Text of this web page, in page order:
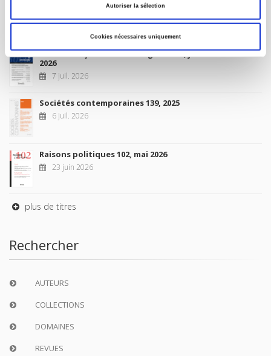
Autoriser la sélection
Cookies nécessaires uniquement
Revue française de science politique 76-2, avril-juin
10 juil. 2026
Revue française de sociologie 66 3/4, juillet-décembre
2026
7 juil. 2026
Sociétés contemporaines 139, 2025
6 juil. 2026
Raisons politiques 102, mai 2026
23 juin 2026
plus de titres
Rechercher
AUTEURS
COLLECTIONS
DOMAINES
REVUES